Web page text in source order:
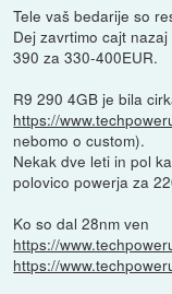
Tele vaš bedarije so
Dej zavrtimo cajt
390 za 330-400EUR.
R9 290 4GB je bila
https://
nebomo o custom).
Nekak dve leti in pol
polovico powerja za
Ko so dal 28nm ven
https://
https://